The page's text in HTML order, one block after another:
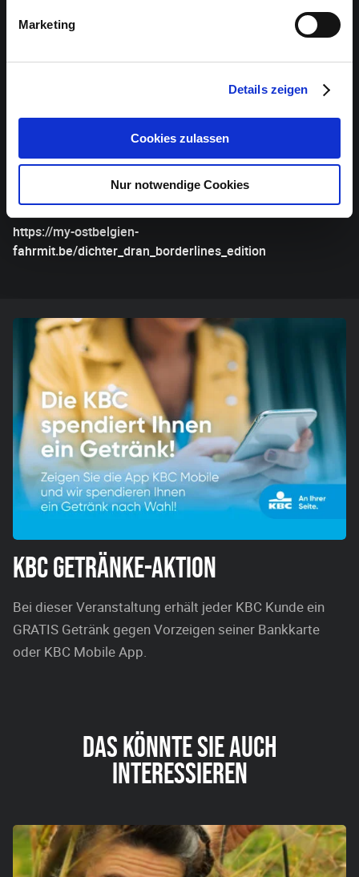
Marketing
Details zeigen
Cookies zulassen
Nur notwendige Cookies
Mehr Infos hier
Chudoscnik Sunergia in Kooperation mit Borderlines Slam
MITFAHRGELEGENHEIT GESUCHT?
https://my-ostbelgien-
fahrmit.be/dichter_dran_borderlines_edition
KBC GETRÄNKE-AKTION
Bei dieser Veranstaltung erhält jeder KBC Kunde ein
GRATIS Getränk gegen Vorzeigen seiner Bankkarte
oder KBC Mobile App.
DAS KÖNNTE SIE AUCH
INTERESSIEREN